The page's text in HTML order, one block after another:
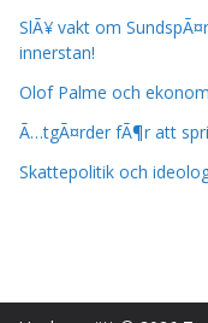
SlÃ¥ vakt om
innerstan!
Olof Palme och
Ã…tgÃ¤rder fÃ¶r att
Skattepolitik och